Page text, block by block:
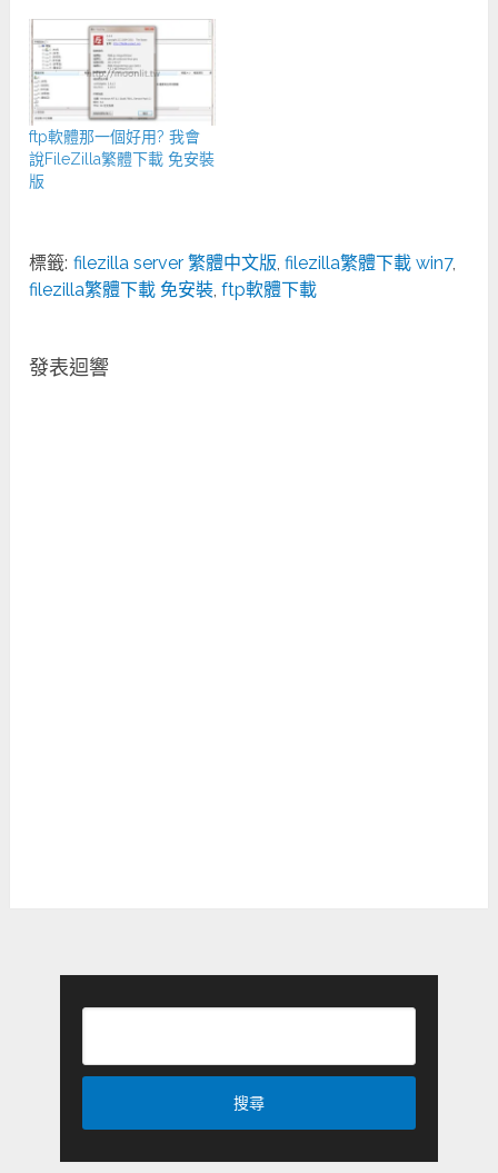
ftp軟體那一個好用? 我會
說FileZilla繁體下載 免安裝
版
標籤: filezilla server 繁體中文版 ,filezilla繁體下載 win7,
filezilla繁體下載 免安裝 ,ftp軟體下載
發表迴響